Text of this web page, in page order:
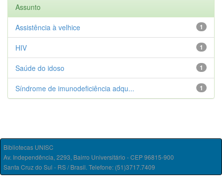
Assunto
1
Assistência à velhice
1
HIV
1
Saúde do idoso
1
Síndrome de imunodeficiência adqu...
Bibliotecas UNISC
Av. Independência, 2293, Bairro Universitário - CEP 96815-900
Santa Cruz do Sul - RS / Brasil. Telefone: (51)3717.7409